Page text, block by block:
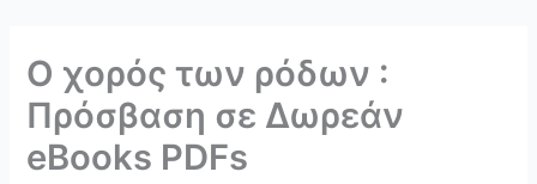
contentΟ χορός των ρόδων :
Πρόσβαση σε Δωρεάν
eBooks PDFs